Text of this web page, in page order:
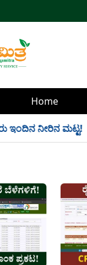
Home
ನೀರಿನ ಮಟ್ಟ!